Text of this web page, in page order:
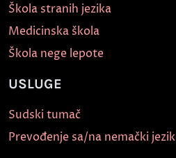
Škola stranih jezika
Medicinska škola
Škola nege lepote
USLUGE
Sudski tumač
Prevođenje sa/na nemački jezik